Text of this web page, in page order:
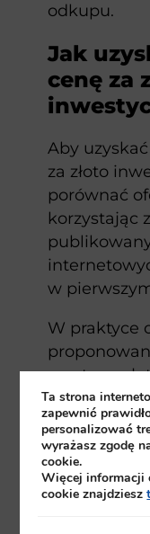
odkupu.
Jak
cenę za
Aby
za złoto
porównać
korzystając
w
W praktyce
czystego
transakcji
koszty
wybór
Ta strona
zapewnić
personalizować
wyrażasz zgodę
cookie.
Więcej informacji
cookie znajdziesz